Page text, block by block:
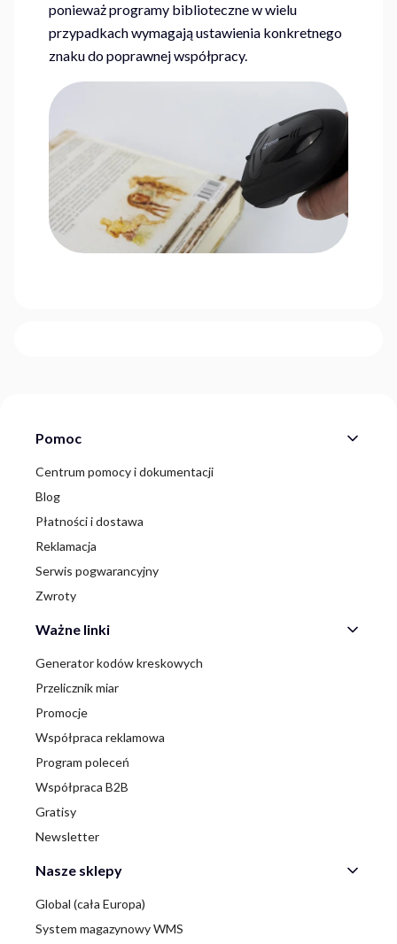
ponieważ programy biblioteczne w wielu
przypadkach wymagają ustawienia konkretnego
znaku do poprawnej współpracy.
Linki w stopce
Pomoc
Centrum pomocy i dokumentacji
Blog
Płatności i dostawa
Reklamacja
Serwis pogwarancyjny
Zwroty
Ważne linki
Generator kodów kreskowych
Przelicznik miar
Promocje
Współpraca reklamowa
Program poleceń
Współpraca B2B
Gratisy
Newsletter
Nasze sklepy
Global (cała Europa)
System magazynowy WMS